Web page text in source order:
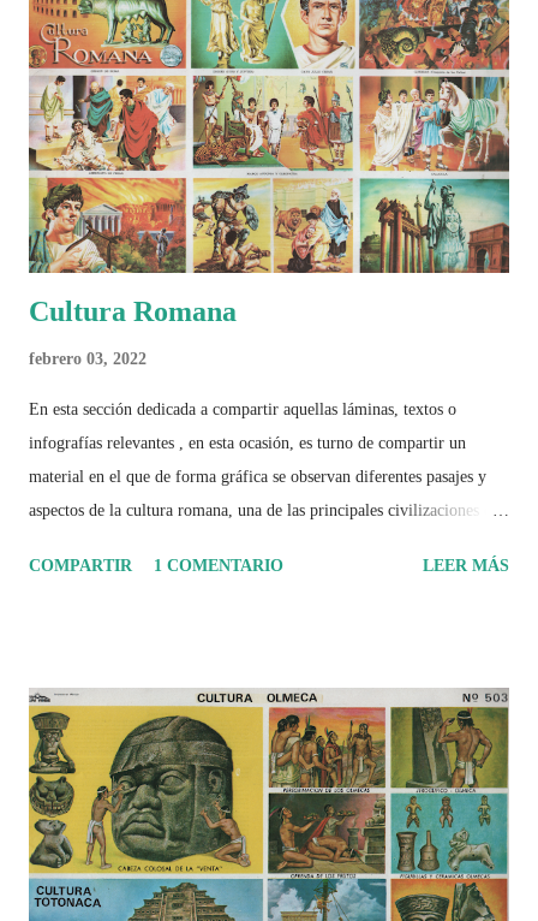
busca decir únicamente quién ganó o quién perdió. Busca responder si
este Mundial marcó un antes y un después en la forma de entender el
deporte, la identidad nacional, la globalización, la comercialización y
el papel del fútbol como reflejo de nuestras sociedades . Son 230
páginas de análisis, ilustraciones originales y ...
Cultura Romana
febrero 03, 2022
En esta sección dedicada a compartir aquellas láminas, textos o
infografías relevantes , en esta ocasión, es turno de compartir un
material en el que de forma gráfica se observan diferentes pasajes y
aspectos de la cultura romana, una de las principales civilizaciones que
COMPARTIR
1 COMENTARIO LEER MÁS